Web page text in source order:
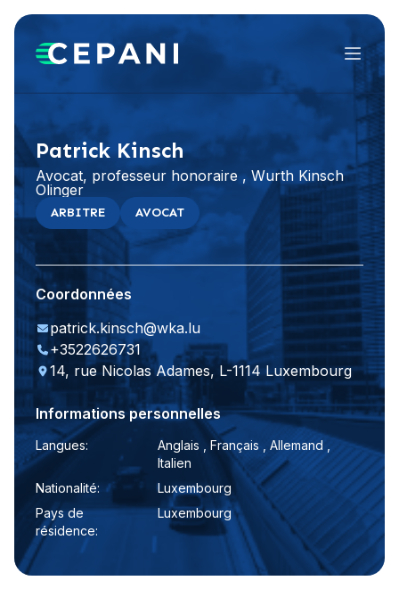
Menu
Patrick Kinsch
Avocat, professeur honoraire , Wurth Kinsch
Olinger
ARBITRE AVOCAT
Coordonnées
patrick.kinsch@wka.lu
+3522626731
14, rue Nicolas Adames, L-1114 Luxembourg
Informations personnelles
Langues:
Anglais , Français , Allemand ,
Italien
Nationalité:
Luxembourg
Pays de
résidence:
Luxembourg